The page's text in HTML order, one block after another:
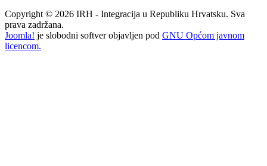
Copyright © 2026 IRH - Integracija u Republiku Hrvatsku. Sva
prava zadržana.
Joomla! je slobodni softver objavljen pod GNU Općom javnom
licencom.